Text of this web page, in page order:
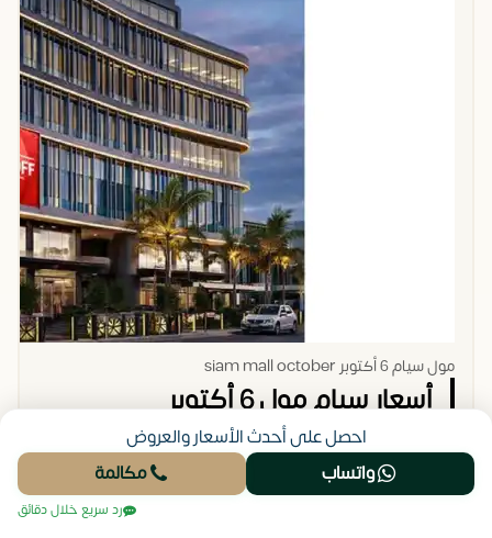
49 م²
شركات شحن،
مكاتب محاماة،
شركات
برمجيات.
مول سيام 6 أكتوبر siam mall october
أسعار سيام مول 6 أكتوبر
لا تنظر للرقم كقيمة مجردة، بل قارنه بالتشغيل. فيSiam
Mall October
، يبدأ سعر المتر الإداري والطبي من 105,000
احصل على أحدث الأسعار والعروض
واتساب
مكالمة
رد سريع خلال دقائق